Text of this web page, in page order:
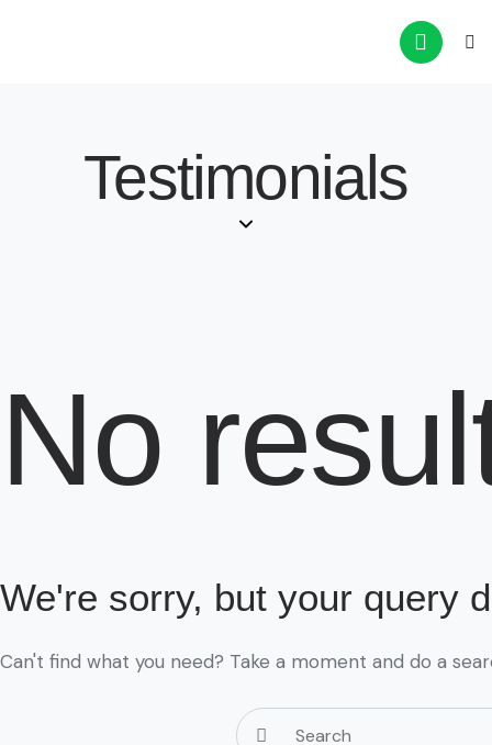
Testimonials
No
We're sorry, but your query
Can't find what you need? Take a moment and do a